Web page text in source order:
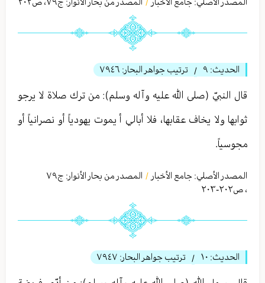
الحديث: ٩ / ترتيب جواهر البحار: ٧٩٤٦
قال النبيّ (صلى الله عليه وآله وسلم): من ترك صلاة لا يرجو
ثوابها ولا يخاف عقابها، فلا أبالي أ يموت يهودياً أو نصرانياً أو
مجوسياً.
المصدر الأصلي: جامع الأخبار / المصدر من بحار الأنوار: ج٧٩
، ص٢٠٢-٢٠٣
الحديث: ١٠ / ترتيب جواهر البحار: ٧٩٤٧